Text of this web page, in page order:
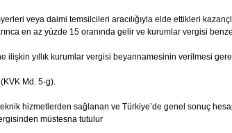
veya daimi temsilcileri aracılığıyla elde ettikleri
en az yüzde 15 oranında gelir ve kurumlar vergisi
ilişkin yıllık kurumlar vergisi beyannamesinin verilmesi
Md. 5-g).
hizmetlerden sağlanan ve Türkiye’de genel sonuç
müstesna tutulur